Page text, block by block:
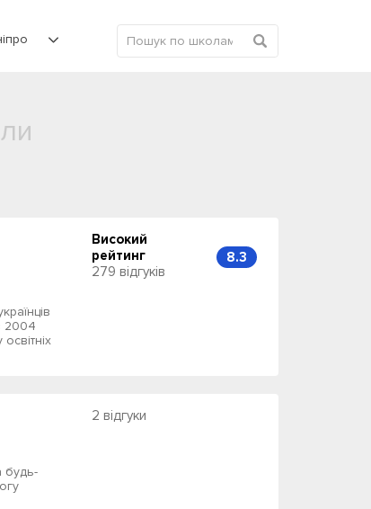
2004
Високий
рейтинг
279 відгуків
8.3
будь-
2 відгуки